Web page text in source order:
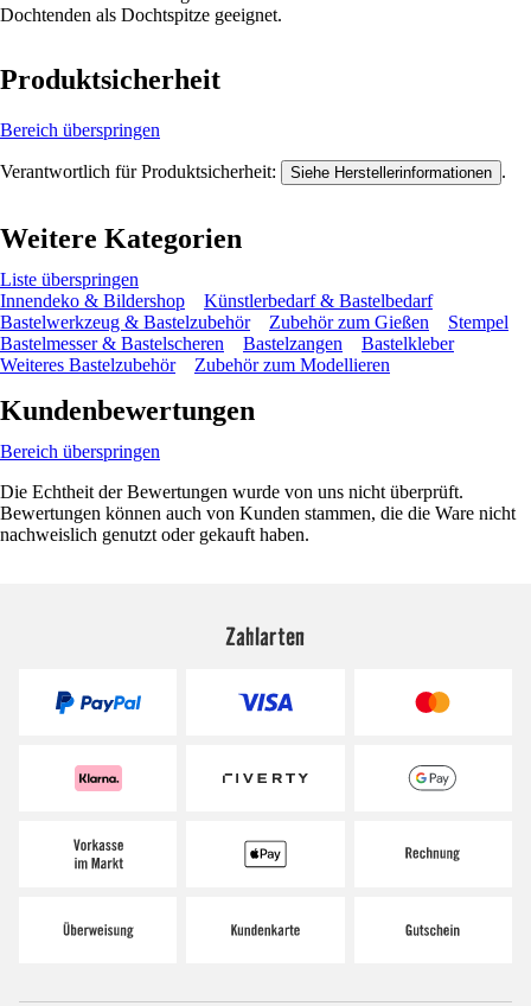
Dochtenden als Dochtspitze geeignet.
Produktsicherheit
Bereich überspringen
Verantwortlich für Produktsicherheit: Siehe Herstellerinformationen .
Weitere Kategorien
Liste überspringen
Innendeko & Bildershop
Künstlerbedarf & Bastelbedarf
Bastelwerkzeug & Bastelzubehör
Zubehör zum Gießen
Stempel
Bastelmesser & Bastelscheren
Bastelzangen
Bastelkleber
Weiteres Bastelzubehör
Zubehör zum Modellieren
Kundenbewertungen
Bereich überspringen
Die Echtheit der Bewertungen wurde von uns nicht überprüft.
Bewertungen können auch von Kunden stammen, die die Ware nicht
nachweislich genutzt oder gekauft haben.
Zahlarten